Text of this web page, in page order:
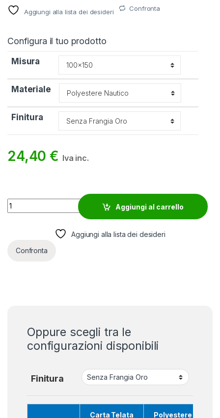
Aggiungi alla lista dei desideri Confronta
Configura il tuo prodotto
Misura
Materiale
Finitura
24,40€ Iva inc.
Bandiera Cagliari provincia quantity
Aggiungi al carrello
Aggiungi alla lista dei desideri
Confronta
Oppure scegli tra le
configurazioni disponibili
Finitura
Carta Telata Polyestere